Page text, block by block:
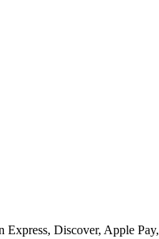
Discover, Apple